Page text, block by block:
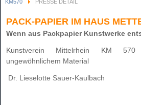
KM570 PRESSE DETAIL
PACK-PAPIER IM HAUS
Wenn aus Packpapier Kunstwerke
Kunstverein Mittelrhein KM
ungewöhnlichem Material
Dr. Lieselotte Sauer-Kaulbach